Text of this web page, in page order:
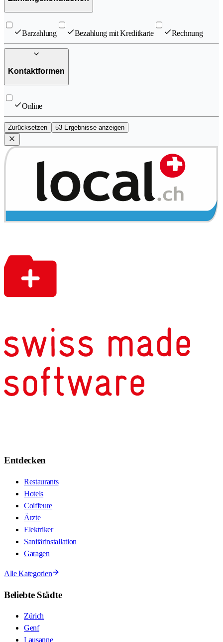
Barzahlung Bezahlung mit Kreditkarte Rechnung
Kontaktformen
Online
Zurücksetzen 53 Ergebnisse anzeigen
Entdecken
Restaurants
Hotels
Coiffeure
Ärzte
Elektriker
Sanitärinstallation
Garagen
Alle Kategorien
Beliebte Städte
Zürich
Genf
Lausanne